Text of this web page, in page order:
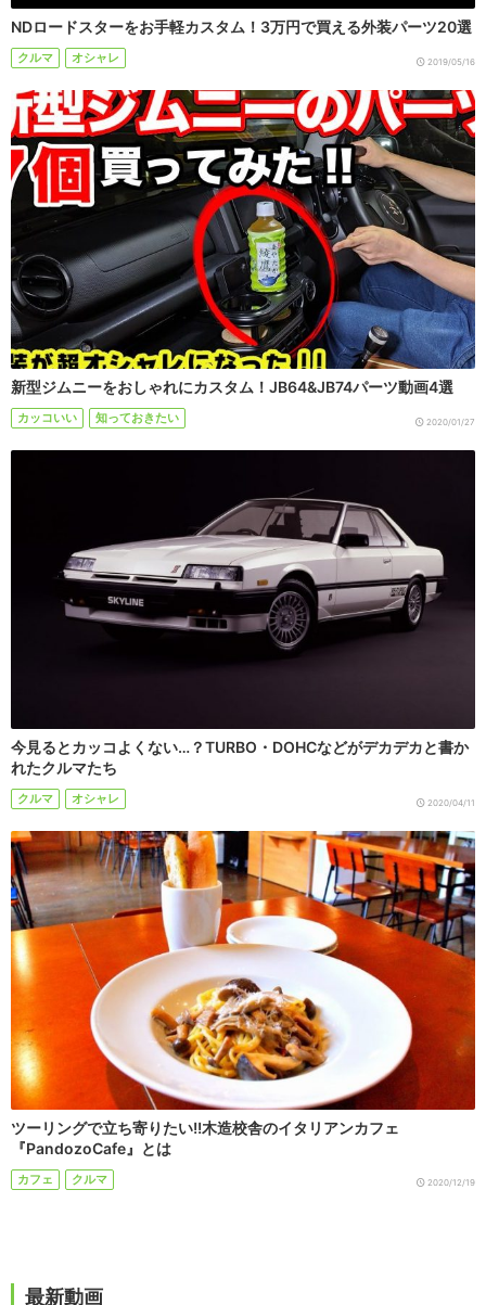
NDロードスターをお手軽カスタム！3万円で買える外装パーツ20選
クルマ オシャレ 2019/05/16
新型ジムニーをおしゃれにカスタム！JB64&JB74パーツ動画4選
カッコいい 知っておきたい 2020/01/27
今見るとカッコよくない…？TURBO・DOHCなどがデカデカと書か
れたクルマたち
クルマ オシャレ 2020/04/11
ツーリングで立ち寄りたい!!木造校舎のイタリアンカフェ
『PandozoCafe』とは
カフェ クルマ 2020/12/19
最新動画